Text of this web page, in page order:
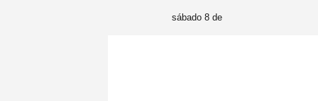
sábado 8 de